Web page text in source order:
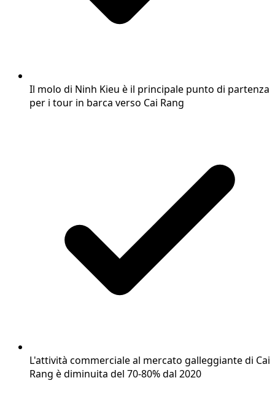
Il molo di Ninh Kieu è il principale punto di partenza
per i tour in barca verso Cai Rang
L'attività commerciale al mercato galleggiante di Cai
Rang è diminuita del 70-80% dal 2020